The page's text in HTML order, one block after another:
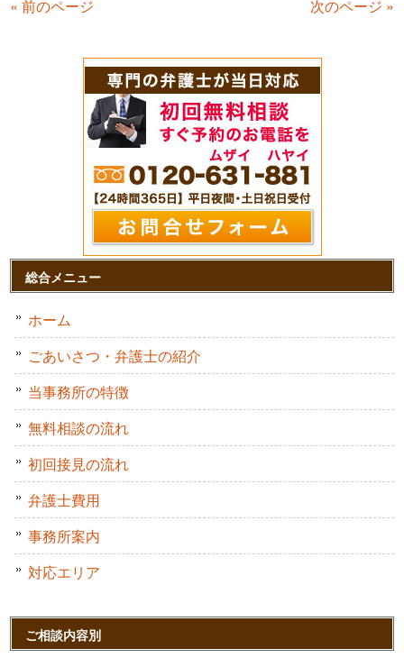
« 前のページ 次のページ »
総合メニュー
ホーム
ごあいさつ・弁護士の紹介
当事務所の特徴
無料相談の流れ
初回接見の流れ
弁護士費用
事務所案内
対応エリア
ご相談内容別